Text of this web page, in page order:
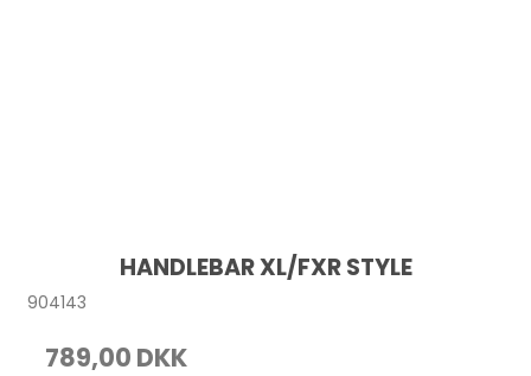
HANDLEBAR XL/FXR STYLE
904143
789,00 DKK